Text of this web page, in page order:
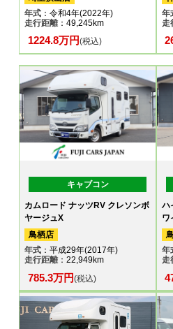
年式 ：令和4年(2022年)
走行距離：49,245km
1224.8万円(税込)
年
走
キャブコン
カムロード ナッツRV クレソンボ
ヤージュX
鳥栖店
年式 ：平成29年(2017年)
走行距離：22,949km
785.3万円(税込)
ハ
ワ
年
走